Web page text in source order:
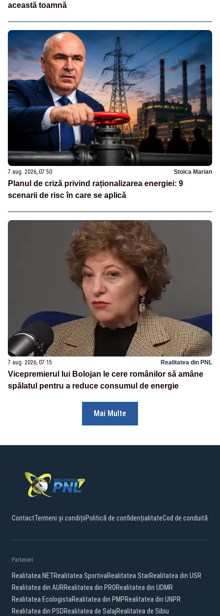
această toamnă
7 aug. 2026, 07:50 Stoica Marian
Planul de criză privind raționalizarea energiei: 9
scenarii de risc în care se aplică
7 aug. 2026, 07:15 Realitatea din PNL
Vicepremierul lui Bolojan le cere românilor să amâne
spălatul pentru a reduce consumul de energie
Mai Multe
ContactTermeni și condițiiPolitică de confidențialitateCod de conduită
Parteneri:
Realitatea.NETRealitatea SportivaRealitatea StarRealitatea din USR
Realitatea din AURRealitatea din PRORealitatea din UDMR
Realitatea EcologistaRealitatea din PMPRealitatea din UNPR
Realitatea din PSDRealitatea de SalajRealitatea de Sibiu